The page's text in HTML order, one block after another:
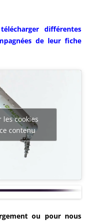
différentes
de leur fiche
cookies
contenu
ou pour nous